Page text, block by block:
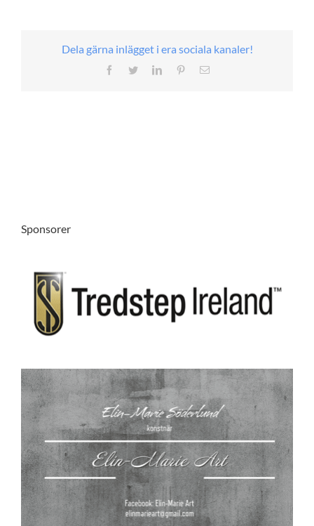
Dela gärna inlägget i era sociala kanaler!
FacebookTwitterLinkedInPinterest
Sponsorer